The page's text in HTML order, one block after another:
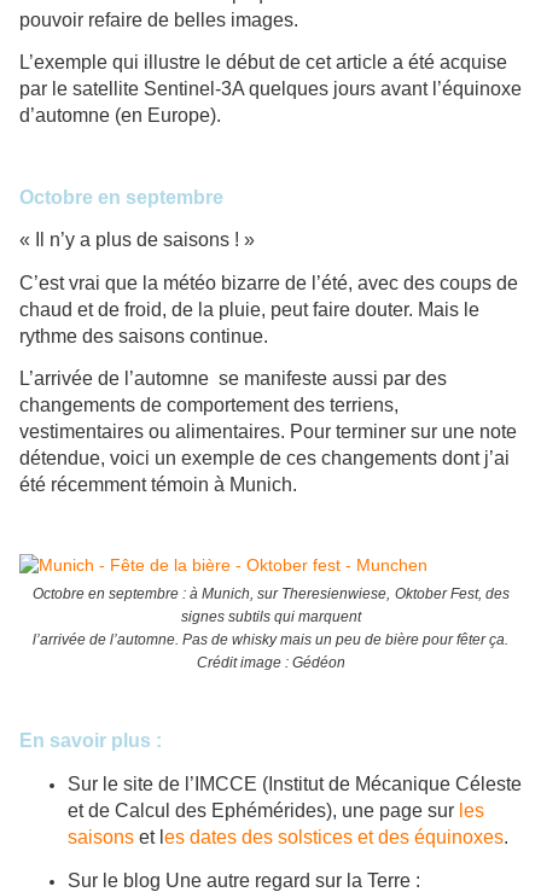
pouvoir refaire de belles images.
L’exemple qui illustre le début de cet article a été acquise
par le satellite Sentinel-3A quelques jours avant l’équinoxe
d’automne (en Europe).
Octobre en septembre
« Il n’y a plus de saisons ! »
C’est vrai que la météo bizarre de l’été, avec des coups de
chaud et de froid, de la pluie, peut faire douter. Mais le
rythme des saisons continue.
L’arrivée de l’automne se manifeste aussi par des
changements de comportement des terriens,
vestimentaires ou alimentaires. Pour terminer sur une note
détendue, voici un exemple de ces changements dont j’ai
été récemment témoin à Munich.
Octobre en septembre : à Munich, sur Theresienwiese, Oktober Fest, des
signes subtils qui marquent
l’arrivée de l’automne. Pas de whisky mais un peu de bière pour fêter ça.
Crédit image : Gédéon
En savoir plus :
Sur le site de l’IMCCE (Institut de Mécanique Céleste
et de Calcul des Ephémérides), une page sur les
saisons et l es dates des solstices et des équinoxes.
Sur le blog Une autre regard sur la Terre :